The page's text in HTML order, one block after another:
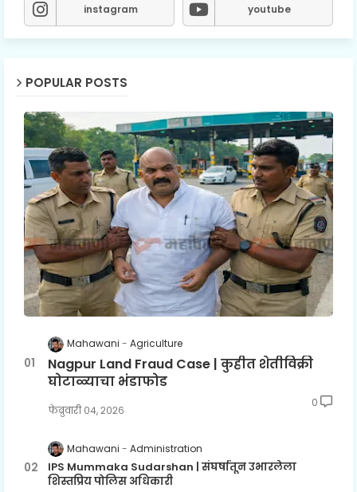
instagram youtube
POPULAR POSTS
Mahawani Agriculture
Nagpur Land Fraud Case | कुहीत शेतीविक्री
घोटाळ्याचा भंडाफोड
फेब्रुवारी ०४, २०२६
0
Mahawani Administration
IPS Mummaka Sudarshan | संघर्षातून उभारलेला
शिस्तप्रिय पोलिस अधिकारी